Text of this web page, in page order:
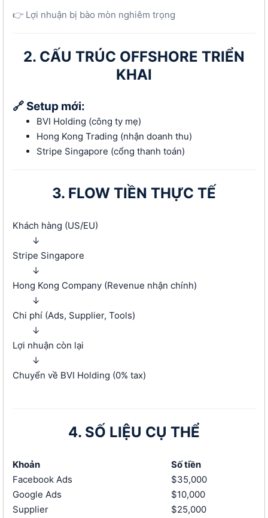
👉 Lợi nhuận bị bào mòn nghiêm trọng
2. CẤU TRÚC OFFSHORE TRIỂN
KHAI
🔗 Setup mới:
BVI Holding (công ty mẹ)
Hong Kong Trading (nhận doanh thu)
Stripe Singapore (cổng thanh toán)
3. FLOW TIỀN THỰC TẾ
Khách hàng (US/EU)
↓
Stripe Singapore
↓
Hong Kong Company (Revenue nhận chính)
↓
Chi phí (Ads, Supplier, Tools)
↓
Lợi nhuận còn lại
↓
Chuyển về BVI Holding (0% tax)
4. SỐ LIỆU CỤ THỂ
Khoản
Số tiền
Facebook Ads
$35,000
Google Ads
$10,000
Supplier
$25,000